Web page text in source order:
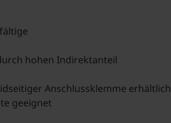
hohen Indirektanteil
Anschlussklemme erhältlich
geeignet